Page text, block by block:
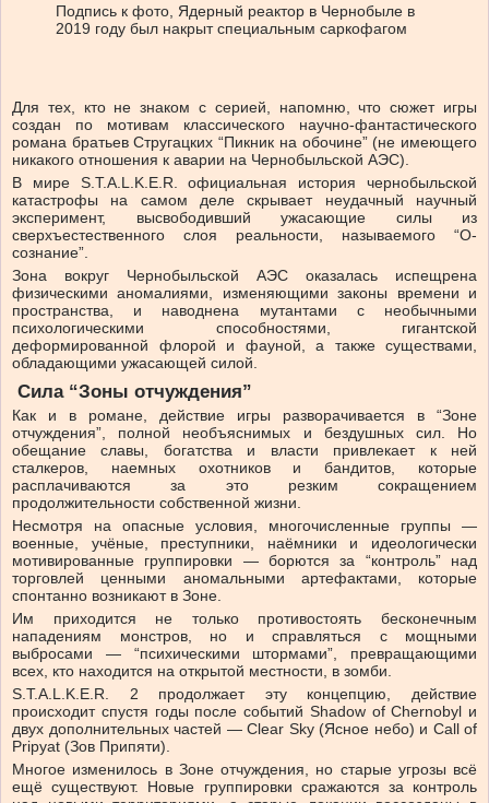
Подпись к фото, Ядерный реактор в Чернобыле в
2019 году был накрыт специальным саркофагом
Для тех, кто не знаком с серией, напомню, что сюжет игры
создан по мотивам классического научно-фантастического
романа братьев Стругацких “Пикник на обочине” (не имеющего
никакого отношения к аварии на Чернобыльской АЭС).
В мире S.T.A.L.K.E.R. официальная история чернобыльской
катастрофы на самом деле скрывает неудачный научный
эксперимент, высвободивший ужасающие силы из
сверхъестественного слоя реальности, называемого “О-
сознание”.
Зона вокруг Чернобыльской АЭС оказалась испещрена
физическими аномалиями, изменяющими законы времени и
пространства, и наводнена мутантами с необычными
психологическими способностями, гигантской
деформированной флорой и фауной, а также существами,
обладающими ужасающей силой.
Сила “Зоны отчуждения”
Как и в романе, действие игры разворачивается в “Зоне
отчуждения”, полной необъяснимых и бездушных сил. Но
обещание славы, богатства и власти привлекает к ней
сталкеров, наемных охотников и бандитов, которые
расплачиваются за это резким сокращением
продолжительности собственной жизни.
Несмотря на опасные условия, многочисленные группы —
военные, учёные, преступники, наёмники и идеологически
мотивированные группировки — борются за “контроль” над
торговлей ценными аномальными артефактами, которые
спонтанно возникают в Зоне.
Им приходится не только противостоять бесконечным
нападениям монстров, но и справляться с мощными
выбросами — “психическими штормами”, превращающими
всех, кто находится на открытой местности, в зомби.
S.T.A.L.K.E.R. 2 продолжает эту концепцию, действие
происходит спустя годы после событий Shadow of Chernobyl и
двух дополнительных частей — Clear Sky (Ясное небо) и Call of
Pripyat (Зов Припяти).
Многое изменилось в Зоне отчуждения, но старые угрозы всё
ещё существуют. Новые группировки сражаются за контроль